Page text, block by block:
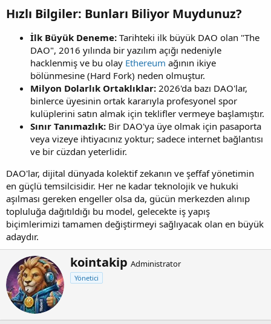
Hızlı Bilgiler: Bunları Biliyor Muydunuz?​
İlk Büyük Deneme: Tarihteki ilk büyük DAO olan "The
DAO", 2016 yılında bir yazılım açığı nedeniyle
hacklenmiş ve bu olay Ethereum ağının ikiye
bölünmesine (Hard Fork) neden olmuştur.
Milyon Dolarlık Ortaklıklar: 2026'da bazı DAO'lar,
binlerce üyesinin ortak kararıyla profesyonel spor
kulüplerini satın almak için teklifler vermeye başlamıştır.
Sınır Tanımazlık: Bir DAO'ya üye olmak için pasaporta
veya vizeye ihtiyacınız yoktur; sadece internet bağlantısı
ve bir cüzdan yeterlidir.
DAO'lar, dijital dünyada kolektif zekanın ve şeffaf yönetimin
en güçlü temsilcisidir. Her ne kadar teknolojik ve hukuki
aşılması gereken engeller olsa da, gücün merkezden alınıp
topluluğa dağıtıldığı bu model, gelecekte iş yapış
biçimlerimizi tamamen değiştirmeyi sağlıyacak olan en büyük
adaydır.
Y
a
z
kointakip Administrator
Yönetici